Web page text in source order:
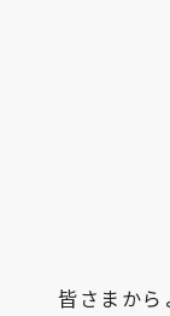
皆さまか